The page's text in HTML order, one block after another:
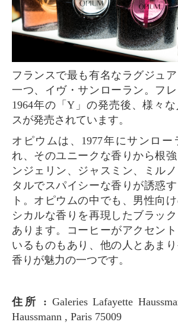
フランスで最も有名なラグジュアリーブランドの
一つ、イヴ・サンローラン。フレ
1964年の「Y」の発売後、様々
スが発売されています。
オピウムは、1977年にサンローランから発売さ
れ、そのユニークな香りから根
ンジェリン、ジャスミン、ミル
タルでスパイシーな香りが誘惑
ト。オピウムの中でも、男性向
シカルな香りを再現したブラッ
あります。コーヒーがアクセン
いるものもあり、他の人とあま
香りが魅力の一つです。
住所 : Galeries Lafayette
Haussmann , Paris 75009